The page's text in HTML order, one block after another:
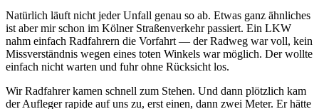
Natürlich läuft nicht jeder Unfall genau so ab. Etwas ganz ähnliches
ist aber mir schon im Kölner Straßenverkehr passiert. Ein LKW
nahm einfach Radfahrern die Vorfahrt — der Radweg war voll, kein
Missverständnis wegen eines toten Winkels war möglich. Der wollte
einfach nicht warten und fuhr ohne Rücksicht los.
Wir Radfahrer kamen schnell zum Stehen. Und dann plötzlich kam
der Aufleger rapide auf uns zu, erst einen, dann zwei Meter. Er hätte